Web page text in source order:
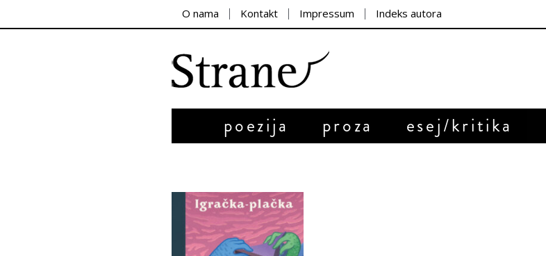
O nama Kontakt Impressum Indeks autora
poezija proza esej/kritika